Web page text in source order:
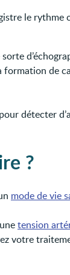
le rythme
de
détecter
?
mode de vie
tension
votre